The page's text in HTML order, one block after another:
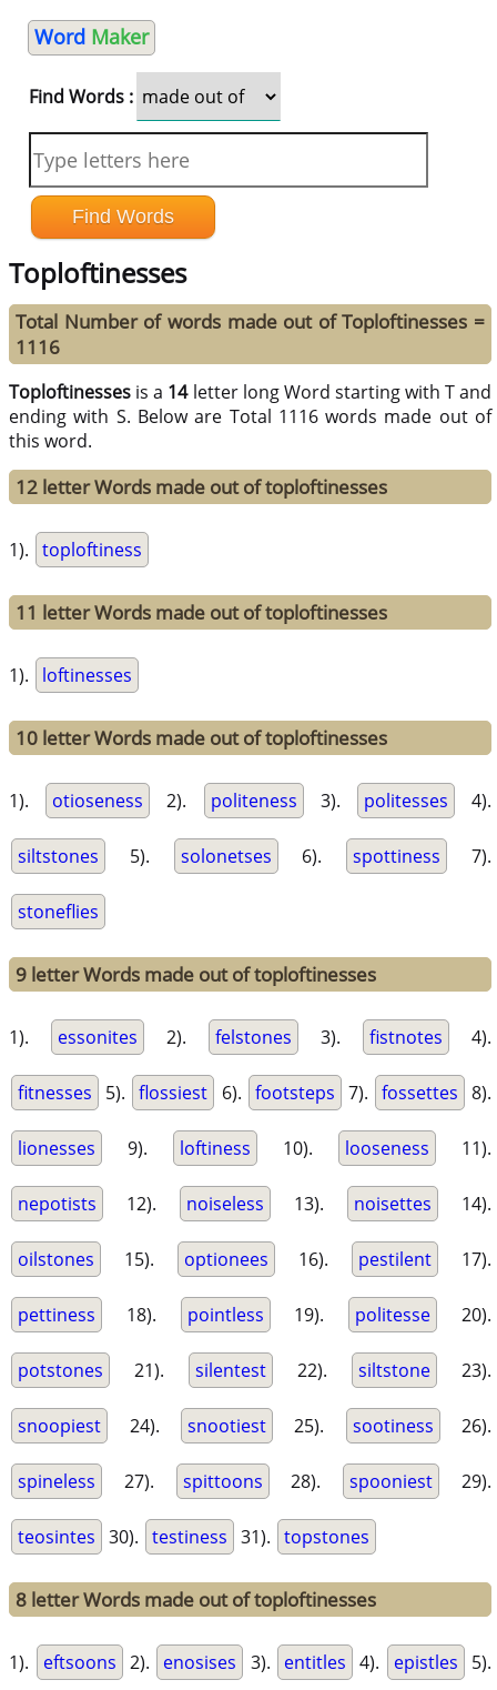
Word Maker
Find Words :
Toploftinesses
Total Number of words made out of Toploftinesses =
1116
Toploftinesses is a 14letter long Word starting with T and
ending with S. Below are Total 1116 words made out of
this word.
12 letter Words made out of toploftinesses
1). toploftiness
11 letter Words made out of toploftinesses
1). loftinesses
10 letter Words made out of toploftinesses
1). otioseness 2). politeness 3). politesses 4).
siltstones 5). solonetses 6). spottiness 7).
stoneflies
9 letter Words made out of toploftinesses
1). essonites 2). felstones 3). fistnotes 4).
fitnesses 5). flossiest 6). footsteps 7). fossettes 8).
lionesses 9). loftiness 10). looseness 11).
nepotists 12). noiseless 13). noisettes 14).
oilstones 15). optionees 16). pestilent 17).
pettiness 18). pointless 19). politesse 20).
potstones 21). silentest 22). siltstone 23).
snoopiest 24). snootiest 25). sootiness 26).
spineless 27). spittoons 28). spooniest 29).
teosintes 30). testiness 31). topstones
8 letter Words made out of toploftinesses
1). eftsoons 2). enosises 3). entitles 4). epistles 5).